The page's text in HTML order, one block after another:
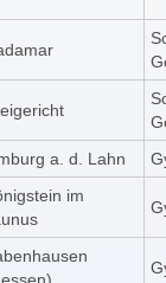
a. d. Lahn
im